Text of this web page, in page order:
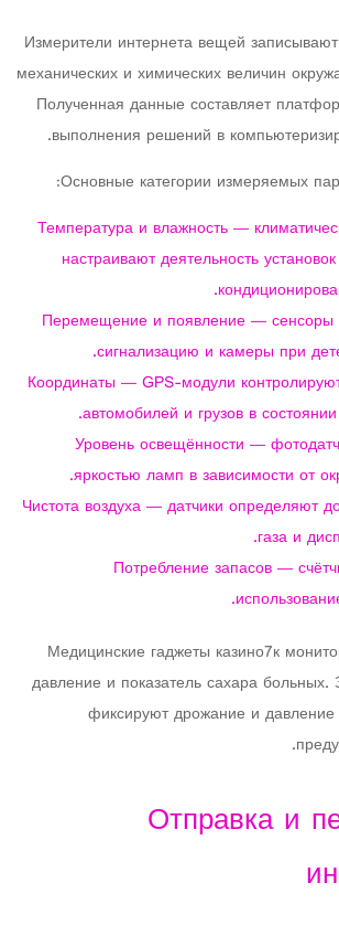
Измерители интернета вещей
механических и химических величин
Полученная данные составляет
выполнения решений в
Основные категории измеряемых
Температура и влажность —
настраивают деятельность
Перемещение и появление — сенсоры
сигнализацию и камеры при
Координаты — GPS-модули
автомобилей и грузов в
Уровень освещённости —
яркостью ламп в зависимости от
Чистота воздуха — датчики определяют
газа и
Потребление запасов —
Медицинские гаджеты казино7к
давление и показатель сахара больных.
фиксируют дрожание и давление
Отправка и